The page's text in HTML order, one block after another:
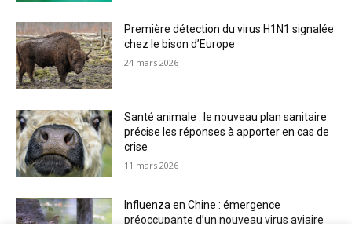
Première détection du virus H1N1 signalée
chez le bison d’Europe
24 mars 2026
Santé animale : le nouveau plan sanitaire
précise les réponses à apporter en cas de
crise
11 mars 2026
Influenza en Chine : émergence
préoccupante d’un nouveau virus aviaire